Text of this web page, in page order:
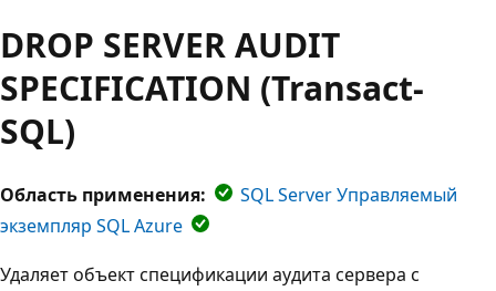
DROP SERVER AUDIT
SPECIFICATION (Transact-
SQL)
Область применения:
SQL Server Управляемый
экземпляр SQL Azure
Удаляет объект спецификации аудита сервера с